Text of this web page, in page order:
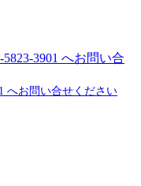
3901 へお問い合
へお問い合せください